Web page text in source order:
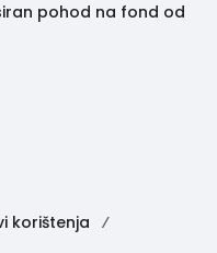
pohod na fond od
korištenja